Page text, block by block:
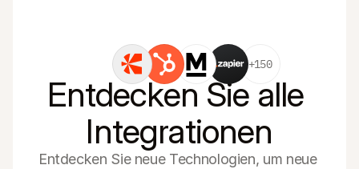
+150
Entdecken Sie alle
Integrationen
Entdecken Sie neue Technologien, um neue